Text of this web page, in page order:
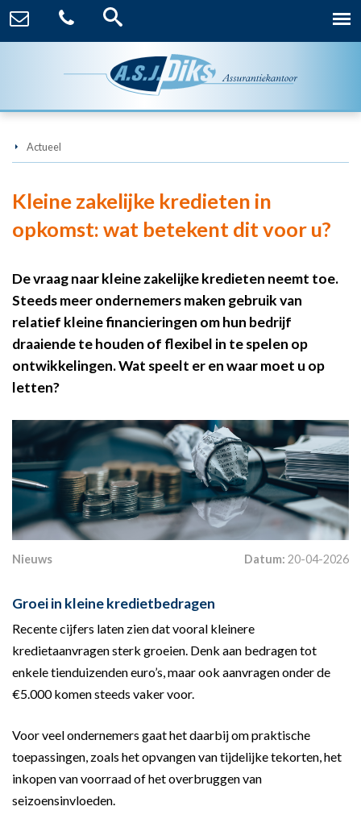
Actueel
Kleine zakelijke kredieten in
opkomst: wat betekent dit voor u?
De vraag naar kleine zakelijke kredieten neemt toe.
Steeds meer ondernemers maken gebruik van
relatief kleine financieringen om hun bedrijf
draaiende te houden of flexibel in te spelen op
ontwikkelingen. Wat speelt er en waar moet u op
letten?
Nieuws Datum: 20-04-2026
Groei in kleine kredietbedragen
Recente cijfers laten zien dat vooral kleinere
kredietaanvragen sterk groeien. Denk aan bedragen tot
enkele tienduizenden euro’s, maar ook aanvragen onder de
€5.000 komen steeds vaker voor.
Voor veel ondernemers gaat het daarbij om praktische
toepassingen, zoals het opvangen van tijdelijke tekorten, het
inkopen van voorraad of het overbruggen van
seizoensinvloeden.